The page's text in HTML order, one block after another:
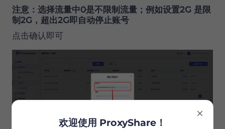
注意： 选择流量中0是不限制流量；例如设置2G 是限
制2G，超出2G即自动停止账号
点击确认即可
欢迎使用 ProxyShare！